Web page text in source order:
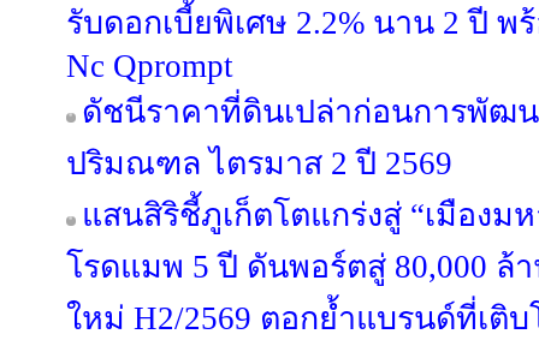
รับดอกเบี้ยพิเศษ 2.2% นาน 2 ปี พ
Nc Qprompt
ดัชนีราคาที่ดินเปล่าก่อนการพัฒน
ปริมณฑล ไตรมาส 2 ปี 2569
แสนสิริชี้ภูเก็ตโตแกร่งสู่ “เมืองม
โรดแมพ 5 ปี ดันพอร์ตสู่ 80,000 ล้
ใหม่ H2/2569 ตอกย้ำแบรนด์ที่เติ